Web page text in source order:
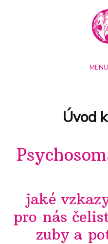
MENU
Úvod
jaké
pro nás
zuby a